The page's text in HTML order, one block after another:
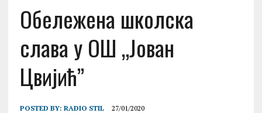
Обележена школска
слава у ОШ „Јован
Цвијић”
POSTED BY: RADIO STIL 27/01/2020